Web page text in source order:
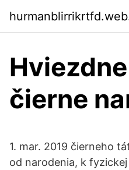
čierne
1. mar. 2019 čierneho
od narodenia, k